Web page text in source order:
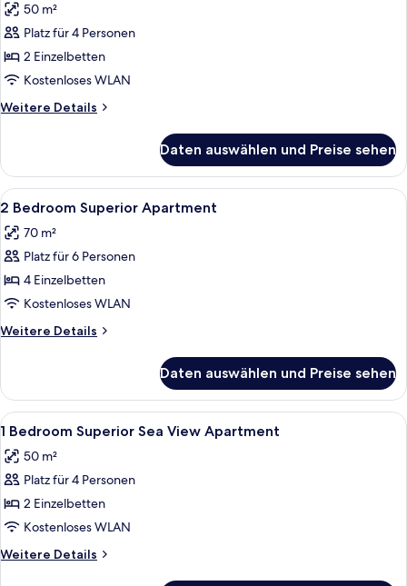
für
1
Bedroom
Superior
Apartment
anzeigen
50 m²
Platz für 4 Personen
2 Einzelbetten
Kostenloses WLAN
Weitere Details
Weitere
Bedroom
Superior
Apartment
Daten auswählen und Preise sehen
Alle
Fotos
für
2
Bedroom
Superior
Apartment
anzeigen
Verdunkelungsvorhänge,
10
2 Bedroom Superior Apartment
70 m²
Platz für 6 Personen
4 Einzelbetten
Kostenloses WLAN
Weitere Details
Weitere
Bedroom
Superior
Apartment
Daten auswählen und Preise sehen
Alle
Fotos
für
1
Bedroom
Superior
Sea
View
Verdunkelungsvorhänge,
12
1 Bedroom Superior Sea View Apartment
50 m²
Platz für 4 Personen
2 Einzelbetten
Kostenloses WLAN
Weitere Details
Weitere